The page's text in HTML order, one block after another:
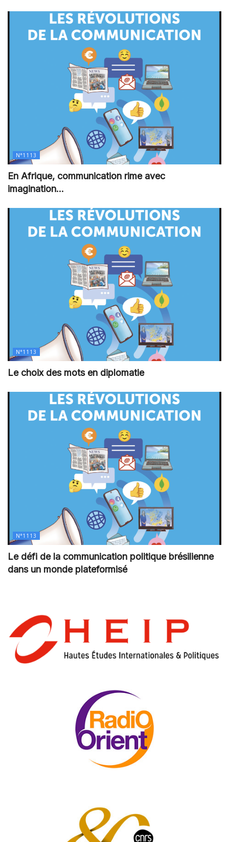
N°1113
En Afrique, communication rime avec
imagination…
N°1113
Le choix des mots en diplomatie
N°1113
Le défi de la communication politique brésilienne
dans un monde plateformisé